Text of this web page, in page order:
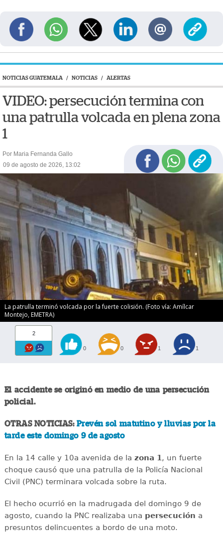
NOTICIAS GUATEMALA / NOTICIAS / ALERTAS
VIDEO: persecución termina con
una patrulla volcada en plena zona
1
Por Maria Fernanda Gallo
09 de agosto de 2026, 13:02
La patrulla terminó volcada por la fuerte colisión. (Foto vía: Amílcar
Montejo, EMETRA)
2
0 0 1 1
El accidente se originó en medio de una persecución
policial.
OTRAS NOTICIAS:Prevén sol matutino y lluvias por la
tarde este domingo 9 de agosto
En la 14 calle y 10a avenida de la zona 1, un fuerte
choque causó que una patrulla de la Policía Nacional
Civil (PNC) terminara volcada sobre la ruta.
El hecho ocurrió en la madrugada del domingo 9 de
agosto, cuando la PNC realizaba una persecución a
presuntos delincuentes a bordo de una moto.